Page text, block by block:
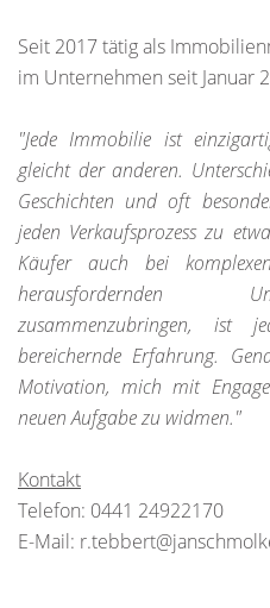
Seit 2017 tätig als
im Unternehmen seit Januar
"Jede Immobilie ist
gleicht der anderen.
Geschichten und oft
jeden Verkaufsprozess zu
Käufer auch bei
herausfordernden
zusammenzubringen, ist
bereichernde Erfahrung.
Motivation, mich mit
neuen Aufgabe zu widmen."
Kontakt
Telefon: 0441 24922170
E-Mail: